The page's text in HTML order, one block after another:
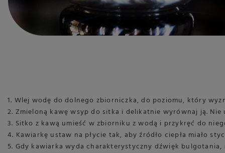
1. Wlej wodę do dolnego zbiorniczka, do poziomu, który
2. Zmieloną kawę wsyp do sitka i delikatnie wyrównaj ją. Nie
3. Sitko z kawą umieść w zbiorniku z wodą i przykręć do
4. Kawiarkę ustaw na płycie tak, aby źródło ciepła miało
5. Gdy kawiarka wyda charakterystyczny dźwięk